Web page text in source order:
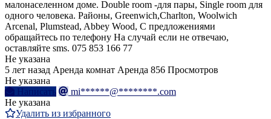
малонаселенном доме. Double room -для пары, Single room для
одного человека. Районы, Greenwich,Charlton, Woolwich
Arcenal, Plumstead, Abbey Wood, С предложениями
обращайтесь по телефону На случай если не отвечаю,
оставляйте sms. 075 853 166 77
Не указана
5 лет назад Аренда комнат Аренда 856 Просмотров
Не указана
Написать
mi******@********.com
Не указана
Удалить из избранного